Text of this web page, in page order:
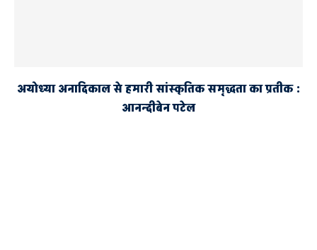
अयोध्या अनादिकाल से हमारी सांस्कृतिक समृद्धता का प्रतीक :
आनन्दीबेन पटेल